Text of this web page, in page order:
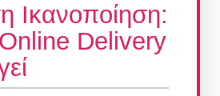
Ικανοποίηση:
Online Delivery